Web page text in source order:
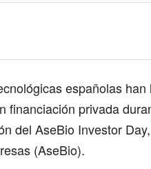
españolas han
financiación privada
del AseBio Investor Day,
(AseBio).